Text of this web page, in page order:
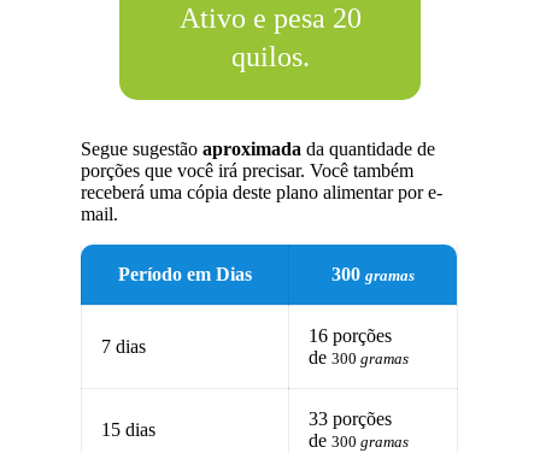
Ativo e pesa 20
quilos.
Segue sugestãoaproximada da quantidade de
porções que você irá precisar. Você também
receberá uma cópia deste plano alimentar por e-
mail.
Período em Dias 300gramas
7 dias
16 porções
de300gramas
15 dias
33 porções
de300gramas